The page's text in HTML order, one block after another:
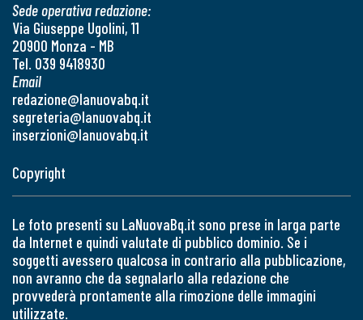
Sede operativa redazione:
Via Giuseppe Ugolini, 11
20900 Monza - MB
Tel. 039 9418930
Email
redazione@lanuovabq.it
segreteria@lanuovabq.it
inserzioni@lanuovabq.it
Copyright
Le foto presenti su LaNuovaBq.it sono prese in larga parte
da Internet e quindi valutate di pubblico dominio. Se i
soggetti avessero qualcosa in contrario alla pubblicazione,
non avranno che da segnalarlo alla redazione che
provvederà prontamente alla rimozione delle immagini
utilizzate.